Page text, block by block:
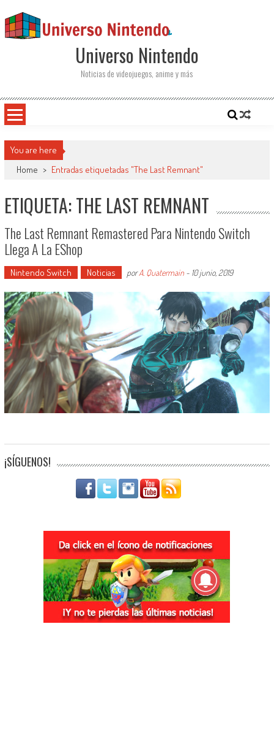
Universo Nintendo
Noticias de videojuegos, anime y más
You are here
Home > Entradas etiquetadas "The Last Remnant"
ETIQUETA: THE LAST REMNANT
The Last Remnant Remastered Para Nintendo Switch
Llega A La EShop
Nintendo Switch Noticias porA. Quatermain- 10 junio, 2019
¡SÍGUENOS!